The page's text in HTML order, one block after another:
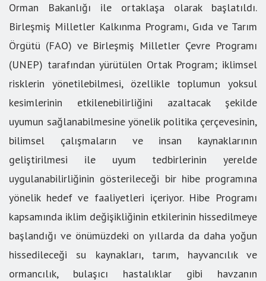
Orman Bakanlığı ile ortaklaşa olarak başlatıldı.
Birleşmiş Milletler Kalkınma Programı, Gıda ve Tarım
Örgütü (FAO) ve Birleşmiş Milletler Çevre Programı
(UNEP) tarafından yürütülen Ortak Program; iklimsel
risklerin yönetilebilmesi, özellikle toplumun yoksul
kesimlerinin etkilenebilirliğini azaltacak şekilde
uyumun sağlanabilmesine yönelik politika çerçevesinin,
bilimsel çalışmaların ve insan kaynaklarının
geliştirilmesi ile uyum tedbirlerinin yerelde
uygulanabilirliğinin gösterileceği bir hibe programına
yönelik hedef ve faaliyetleri içeriyor. Hibe Programı
kapsamında iklim değişikliğinin etkilerinin hissedilmeye
başlandığı ve önümüzdeki on yıllarda da daha yoğun
hissedileceği su kaynakları, tarım, hayvancılık ve
ormancılık, bulaşıcı hastalıklar gibi havzanın